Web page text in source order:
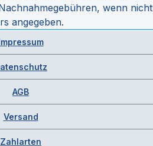
wenn nicht
angegeben.
AGB
Versand
Zahlarten